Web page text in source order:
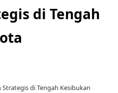
di Tengah
di Tengah Kesibukan